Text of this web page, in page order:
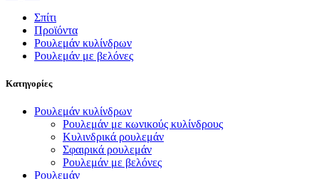
Σπίτι
Προϊόντα
Ρουλεμάν κυλίνδρων
Ρουλεμάν με βελόνες
Κατηγορίες
Ρουλεμάν κυλίνδρων
Ρουλεμάν με κωνικούς κυλίνδρους
Κυλινδρικά ρουλεμάν
Σφαιρικά ρουλεμάν
Ρουλεμάν με βελόνες
Ρουλεμάν